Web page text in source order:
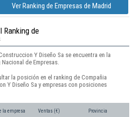
Ver Ranking de Empresas de Madrid
Ranking de
Y Diseño Sa se encuentra en la
de Empresas.
la posición en el ranking de Compañia
Y Diseño Sa y empresas con posiciones
la empresa Ventas (€) Provincia